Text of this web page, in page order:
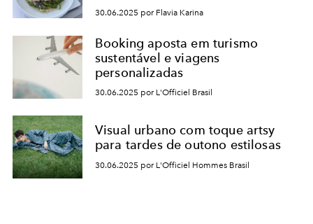
30.06.2025 por Flavia Karina
Booking aposta em turismo
sustentável e viagens
personalizadas
30.06.2025 por L'Officiel Brasil
Visual urbano com toque artsy
para tardes de outono estilosas
30.06.2025 por L'Officiel Hommes Brasil